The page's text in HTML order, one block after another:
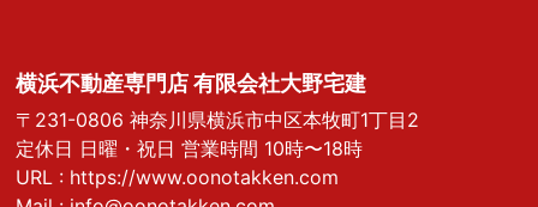
横浜不動産専門店 有限会社大野宅建
〒231-0806 神奈川県横浜市中区本牧町1丁目2
定休日 日曜・祝日 営業時間 10時〜18時
URL : https://www.oonotakken.com